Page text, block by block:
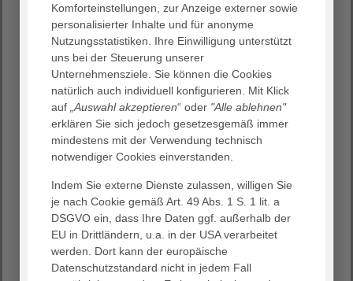
Teams!
Lernen Sie uns kennen!
Hier geht es zu unserem Image-Film
Komforteinstellungen, zur Anzeige externer sowie
personalisierter Inhalte und für anonyme
Nutzungsstatistiken. Ihre Einwilligung unterstützt
uns bei der Steuerung unserer
Unternehmensziele. Sie können die Cookies
natürlich auch individuell konfigurieren. Mit Klick
auf „Auswahl akzeptieren“ oder "Alle ablehnen"
erklären Sie sich jedoch gesetzesgemäß immer
mindestens mit der Verwendung technisch
notwendiger Cookies einverstanden.
Indem Sie externe Dienste zulassen, willigen Sie
je nach Cookie gemäß Art. 49 Abs. 1 S. 1 lit. a
DSGVO ein, dass Ihre Daten ggf. außerhalb der
EU in Drittländern, u.a. in der USA verarbeitet
werden. Dort kann der europäische
Datenschutzstandard nicht in jedem Fall